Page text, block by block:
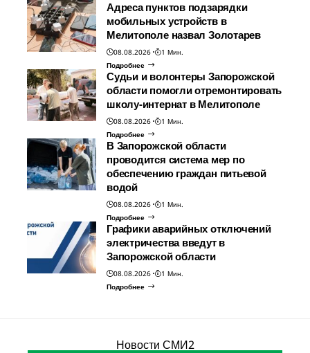
Адреса пунктов подзарядки
мобильных устройств в
Мелитополе назвал Золотарев
08.08.2026
1 Мин.
Подробнее
Судьи и волонтеры Запорожской
области помогли отремонтировать
школу-интернат в Мелитополе
08.08.2026
1 Мин.
Подробнее
В Запорожской области
проводится система мер по
обеспечению граждан питьевой
водой
08.08.2026
1 Мин.
Подробнее
Графики аварийных отключений
электричества введут в
Запорожской области
08.08.2026
1 Мин.
Подробнее
Новости СМИ2